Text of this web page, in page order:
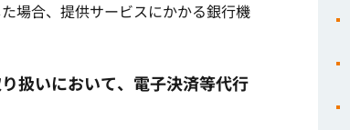
場合、提供サービスにかかる銀行機
扱いにおいて、電子決済等代行